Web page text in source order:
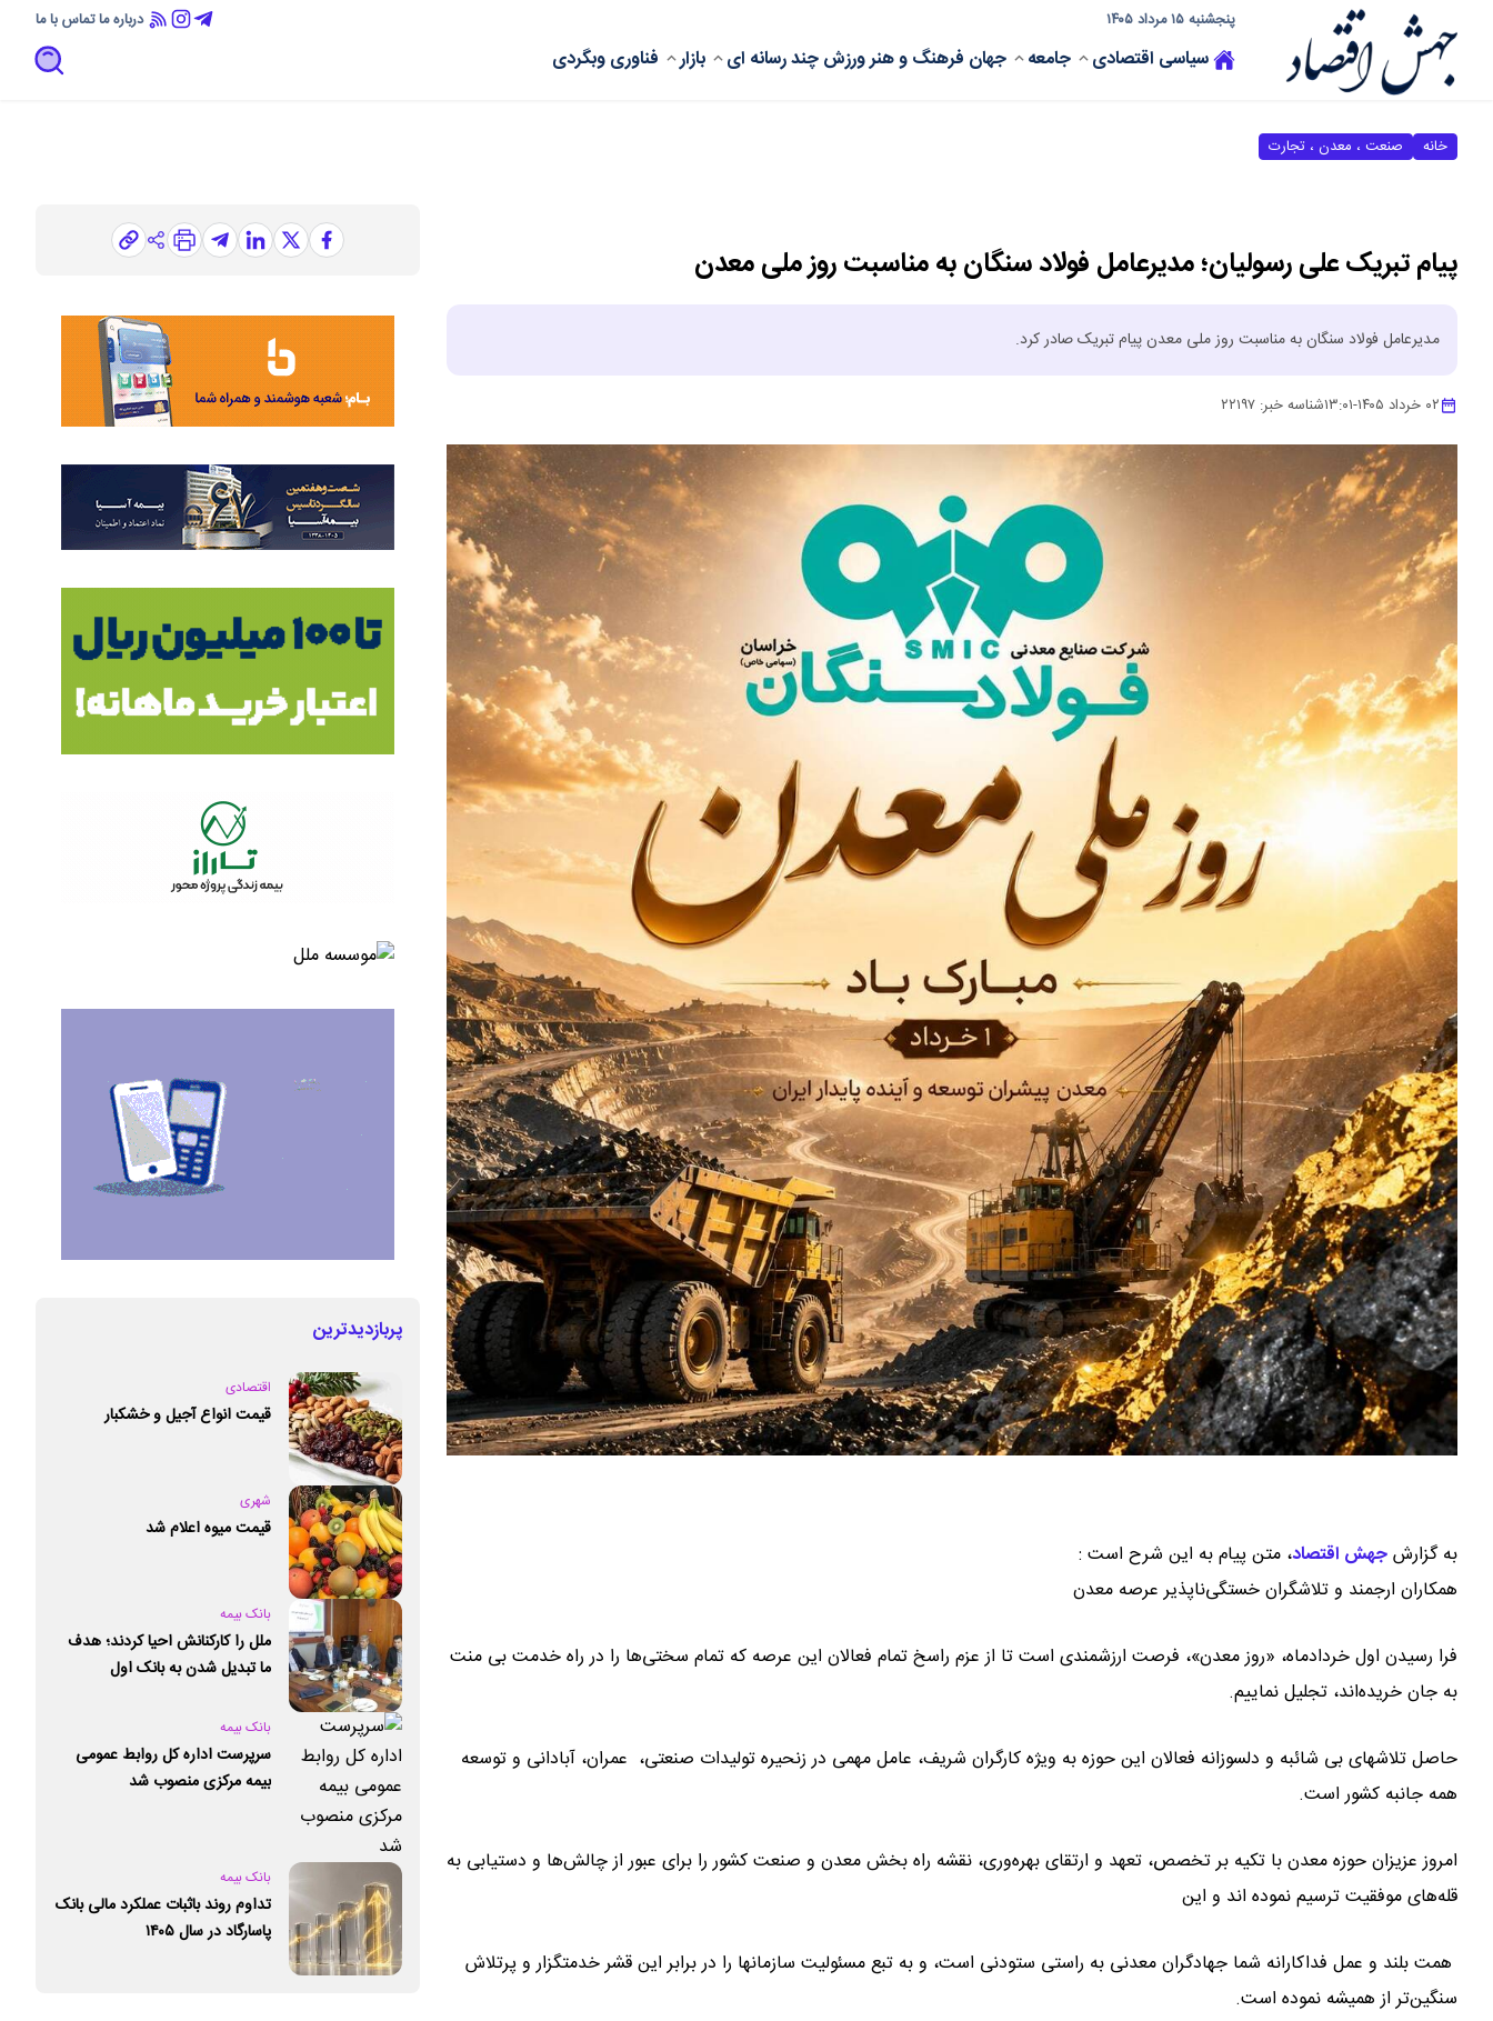
پنجشنبه ۱۵ مرداد ۱۴۰۵ درباره ماتماس با ما
سیاسی اقتصادی جامعه جهان فرهنگ و هنرورزشچند رسانه ای بازار فناوریوبگردی
خانه صنعت ، معدن ، تجارت
پیام تبریک علی رسولیان؛ مدیرعامل فولاد سنگان به مناسبت روز ملی معدن
مدیرعامل فولاد سنگان به مناسبت روز ملی معدن پیام تبریک صادر کرد.
۰۲ خرداد ۱۴۰۵ -۱۳:۰۱شناسه خبر: ۲۲۱۹۷
به گزارشجهش اقتصاد، متن پیام به این شرح است :
همکاران ارجمند و تلاشگران خستگی‌ناپذیر عرصه معدن
فرا رسیدن اول خردادماه، «روز معدن»، فرصت ارزشمندی است تا از عزم راسخ تمام فعالان این عرصه که تمام سختی‌ها را در راه خدمت بی منت
به جان خریده‌اند، تجلیل نماییم.
حاصل تلاشهای بی شائبه و دلسوزانه فعالان این حوزه به ویژه کارگران شریف، عامل مهمی در زنحیره تولیدات صنعتی، عمران، آبادانی و توسعه
همه جانبه کشور است.
امروز عزیزان حوزه معدن با تکیه بر تخصص، تعهد و ارتقای بهره‌وری، نقشه راه بخش معدن و صنعت کشور را برای عبور از چالش‌ها و دستیابی به
قله‌های موفقیت ترسیم نموده اند و این
همت بلند و عمل فداکارانه شما جهادگران معدنی به راستی ستودنی است، و به تبع مسئولیت سازمانها را در برابر این قشر خدمتگزار و پرتلاش
سنگین‌تر از همیشه نموده است.
پربازدیدترین
اقتصادی
قیمت انواع آجیل و خشکبار
شهری
قیمت میوه اعلام شد
بانک بیمه
ملل را کارکنانش احیا کردند؛ هدف
ما تبدیل شدن به بانک اول
بانک بیمه
سرپرست اداره کل روابط عمومی
بیمه مرکزی منصوب شد
بانک بیمه
تداوم روند باثبات عملکرد مالی بانک
پاسارگاد در سال ۱۴۰۵